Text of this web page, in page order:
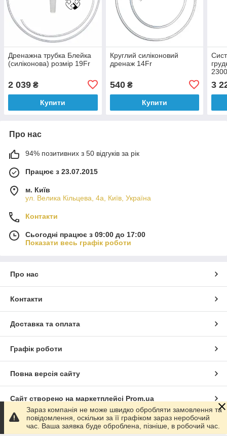
Дренажна трубка Блейка
(силіконова) розмір 19Fr
2 039 ₴
Купити
Круглий силіконовий
дренаж 14Fr
540₴
Купити
3
Про нас
94% позитивних з 50 відгуків за рік
Працює з 23.07.2015
м. Київ
ул. Велика Кільцева, 4а, Київ, Україна
Контакти
Сьогодні працює з 09:00 до 17:00
Показати весь графік роботи
Про нас
Контакти
Доставка та оплата
Графік роботи
Повна версія сайту
Сайт створено на маркетплейсі Prom.ua
Політика конфіденційності
Зараз компанія не може швидко обробляти замовлення та
повідомлення, оскільки за її графіком зараз неробочий
час. Ваша заявка буде оброблена, пізніше, в робочий час.